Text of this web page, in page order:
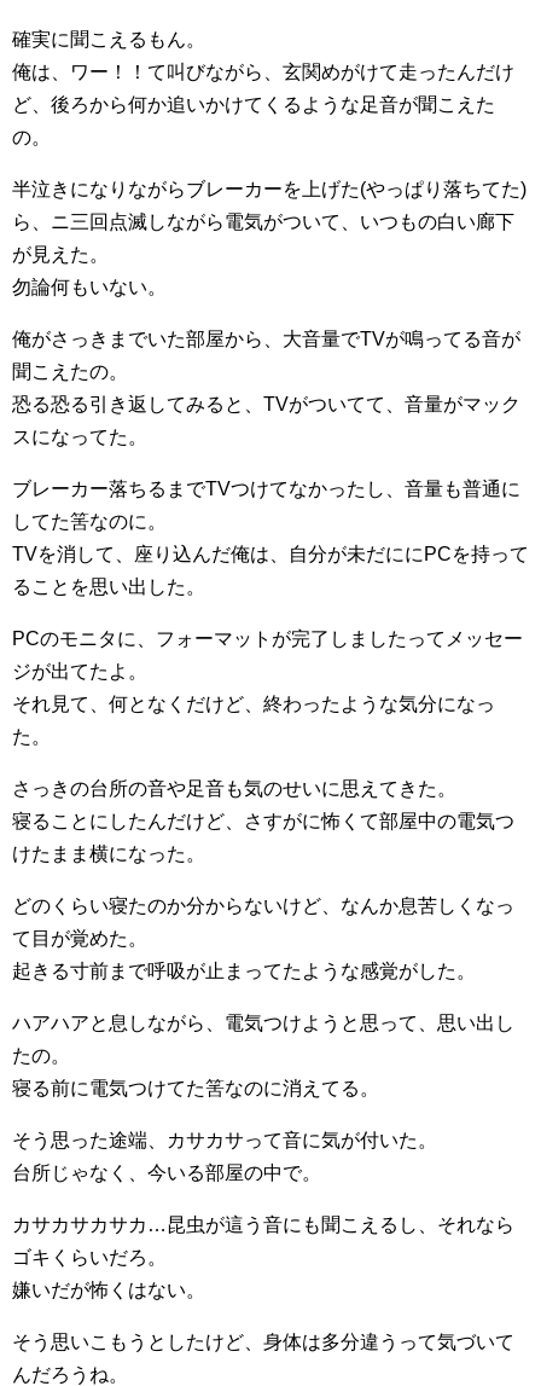
確実に聞こえるもん。
俺は、ワー！！て叫びながら、玄関めがけて走ったんだけ
ど、後ろから何か追いかけてくるような足音が聞こえた
の。
半泣きになりながらブレーカーを上げた(やっぱり落ちてた)
ら、ニ三回点滅しながら電気がついて、いつもの白い廊下
が見えた。
勿論何もいない。
俺がさっきまでいた部屋から、大音量でTVが鳴ってる音が
聞こえたの。
恐る恐る引き返してみると、TVがついてて、音量がマック
スになってた。
ブレーカー落ちるまでTVつけてなかったし、音量も普通に
してた筈なのに。
TVを消して、座り込んだ俺は、自分が未だににPCを持って
ることを思い出した。
PCのモニタに、フォーマットが完了しましたってメッセー
ジが出てたよ。
それ見て、何となくだけど、終わったような気分になっ
た。
さっきの台所の音や足音も気のせいに思えてきた。
寝ることにしたんだけど、さすがに怖くて部屋中の電気つ
けたまま横になった。
どのくらい寝たのか分からないけど、なんか息苦しくなっ
て目が覚めた。
起きる寸前まで呼吸が止まってたような感覚がした。
ハアハアと息しながら、電気つけようと思って、思い出し
たの。
寝る前に電気つけてた筈なのに消えてる。
そう思った途端、カサカサって音に気が付いた。
台所じゃなく、今いる部屋の中で。
カサカサカサカ…昆虫が這う音にも聞こえるし、それなら
ゴキくらいだろ。
嫌いだが怖くはない。
そう思いこもうとしたけど、身体は多分違うって気づいて
んだろうね。